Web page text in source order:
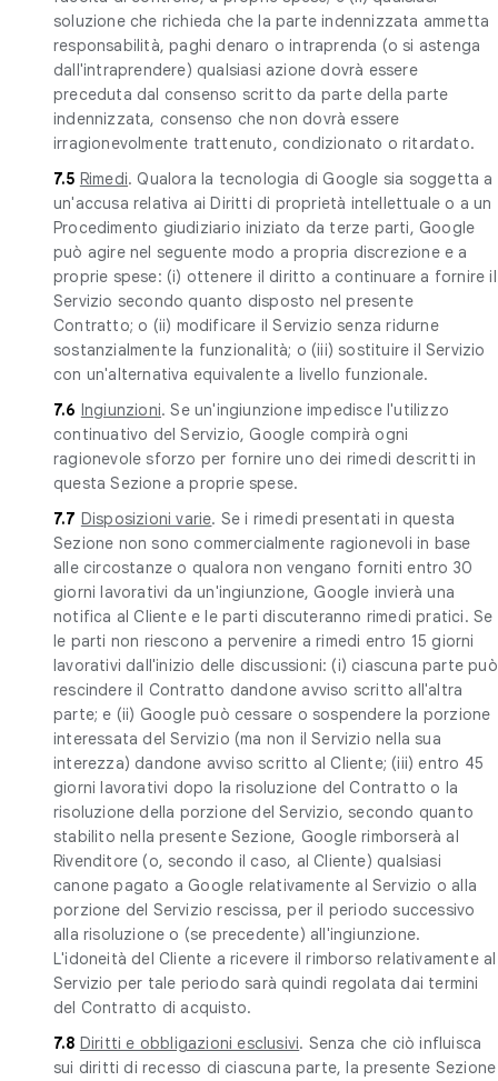
soluzione che richieda che la parte indennizzata ammetta
responsabilità, paghi denaro o intraprenda (o si astenga
dall'intraprendere) qualsiasi azione dovrà essere
preceduta dal consenso scritto da parte della parte
indennizzata, consenso che non dovrà essere
irragionevolmente trattenuto, condizionato o ritardato.
7.5 Rimedi. Qualora la tecnologia di Google sia soggetta a
un'accusa relativa ai Diritti di proprietà intellettuale o a un
Procedimento giudiziario iniziato da terze parti, Google
può agire nel seguente modo a propria discrezione e a
proprie spese: (i) ottenere il diritto a continuare a fornire il
Servizio secondo quanto disposto nel presente
Contratto; o (ii) modificare il Servizio senza ridurne
sostanzialmente la funzionalità; o (iii) sostituire il Servizio
con un'alternativa equivalente a livello funzionale.
7.6 Ingiunzioni. Se un'ingiunzione impedisce l'utilizzo
continuativo del Servizio, Google compirà ogni
ragionevole sforzo per fornire uno dei rimedi descritti in
questa Sezione a proprie spese.
7.7 Disposizioni varie. Se i rimedi presentati in questa
Sezione non sono commercialmente ragionevoli in base
alle circostanze o qualora non vengano forniti entro 30
giorni lavorativi da un'ingiunzione, Google invierà una
notifica al Cliente e le parti discuteranno rimedi pratici. Se
le parti non riescono a pervenire a rimedi entro 15 giorni
lavorativi dall'inizio delle discussioni: (i) ciascuna parte può
rescindere il Contratto dandone avviso scritto all'altra
parte; e (ii) Google può cessare o sospendere la porzione
interessata del Servizio (ma non il Servizio nella sua
interezza) dandone avviso scritto al Cliente; (iii) entro 45
giorni lavorativi dopo la risoluzione del Contratto o la
risoluzione della porzione del Servizio, secondo quanto
stabilito nella presente Sezione, Google rimborserà al
Rivenditore (o, secondo il caso, al Cliente) qualsiasi
canone pagato a Google relativamente al Servizio o alla
porzione del Servizio rescissa, per il periodo successivo
alla risoluzione o (se precedente) all'ingiunzione.
L'idoneità del Cliente a ricevere il rimborso relativamente al
Servizio per tale periodo sarà quindi regolata dai termini
del Contratto di acquisto.
7.8 Diritti e obbligazioni esclusivi. Senza che ciò influisca
sui diritti di recesso di ciascuna parte, la presente Sezione